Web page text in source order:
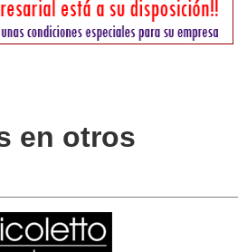
en otros